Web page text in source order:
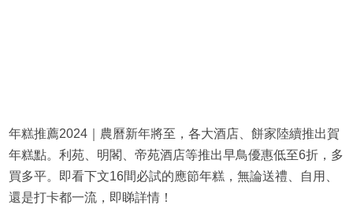
年糕推薦2024｜農曆新年將至，各大酒店、餅家陸續推出賀
年糕點。利苑、明閣、帝苑酒店等推出早鳥優惠低至6折，多
買多平。即看下文16間必試的應節年糕，無論送禮、自用、
還是打卡都一流，即睇詳情！